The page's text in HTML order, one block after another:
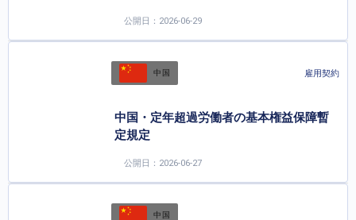
公開日：2026-06-29
中国 雇用契約
中国・定年超過労働者の基本権益保障暫
定規定
公開日：2026-06-27
中国